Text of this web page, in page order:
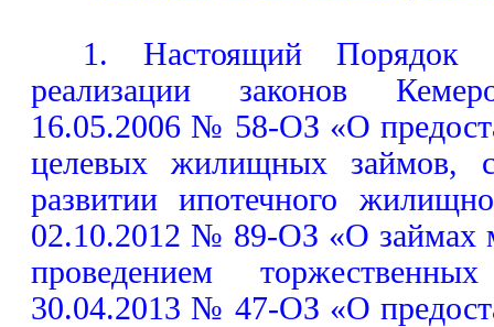
1. Настоящий Порядок
реализации законов
16.05.2006 № 58-ОЗ «О
целевых жилищных займов,
развитии ипотечного
02.10.2012 № 89-ОЗ «О займах
проведением
30.04.2013 № 47-ОЗ «О